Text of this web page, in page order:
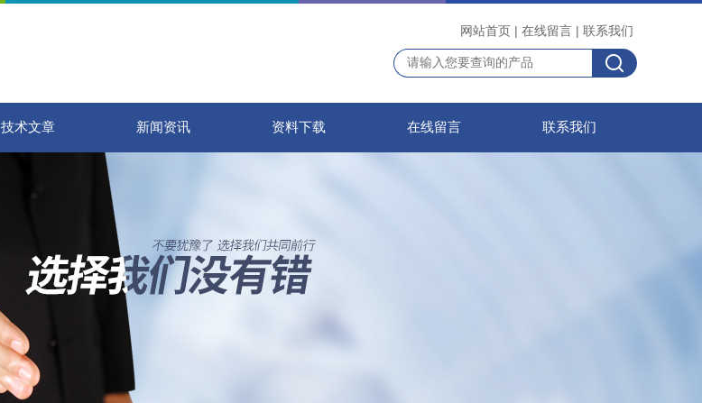
网站首页 | 在线留言 | 联系我们
技术文章 新闻资讯 资料下载 在线留言 联系我们